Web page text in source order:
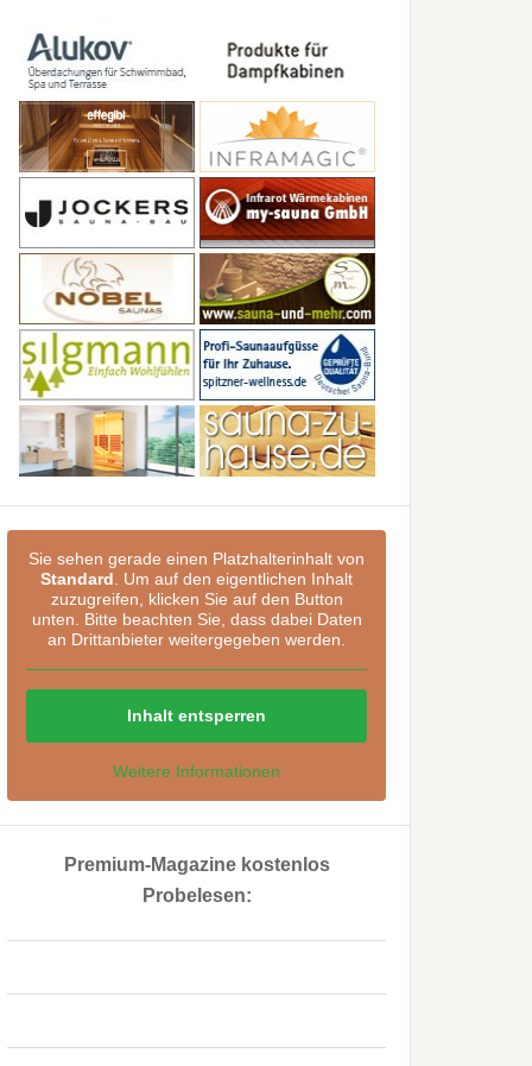
Sie sehen gerade einen Platzhalterinhalt von
Standard . Um auf den eigentlichen Inhalt
zuzugreifen, klicken Sie auf den Button
unten. Bitte beachten Sie, dass dabei Daten
an Drittanbieter weitergegeben werden.
Inhalt entsperren
Weitere Informationen
Premium-Magazine kostenlos
Probelesen: